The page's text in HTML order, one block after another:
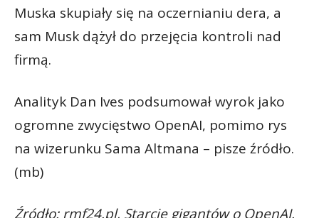
Muska skupiały się na oczernianiu dera, a
sam Musk dążył do przejęcia kontroli nad
firmą.
Analityk Dan Ives podsumował wyrok jako
ogromne zwycięstwo OpenAI, pomimo rys
na wizerunku Sama Altmana – pisze źródło.
(mb)
Źródło: rmf24.pl, Starcie gigantów o OpenAI.